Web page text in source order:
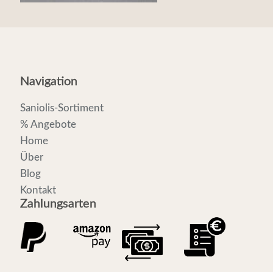
Navigation
Saniolis-Sortiment
% Angebote
Home
Über
Blog
Kontakt
Zahlungsarten